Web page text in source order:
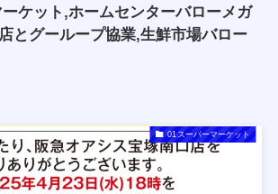
ケット,ホームセンターバローメガ
とグーループ協業,生鮮市場バロー
01スーパーマーケット